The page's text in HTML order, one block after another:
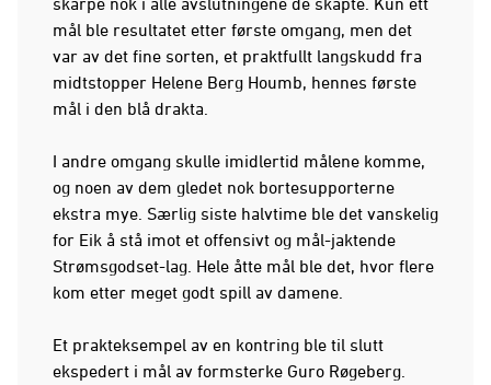
mål ble resultatet etter første omgang, men det
var av det fine sorten, et praktfullt langskudd fra
midtstopper Helene Berg Houmb, hennes første
mål i den blå drakta.
I andre omgang skulle imidlertid målene komme,
og noen av dem gledet nok bortesupporterne
ekstra mye. Særlig siste halvtime ble det vanskelig
for Eik å stå imot et offensivt og mål-jaktende
Strømsgodset-lag. Hele åtte mål ble det, hvor flere
kom etter meget godt spill av damene.
Et prakteksempel av en kontring ble til slutt
ekspedert i mål av formsterke Guro Røgeberg.